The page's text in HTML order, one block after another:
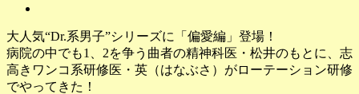
大人気“Dr.系男子”シリーズに「偏愛編」登場！
病院の中でも1、2を争う曲者の精神科医・松井のもとに、志
高きワンコ系研修医・英（はなぶさ）がローテーション研修
でやってきた！